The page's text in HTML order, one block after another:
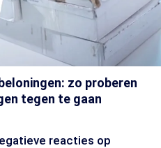
zo proberen
tegen te gaan
reacties op